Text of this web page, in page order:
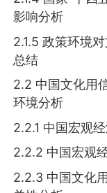
影响分析
2.1.5 政策环境
总结
2.2 中国文化用
环境分析
2.2.1 中国宏观
2.2.2 中国宏观
2.2.3 中国文化